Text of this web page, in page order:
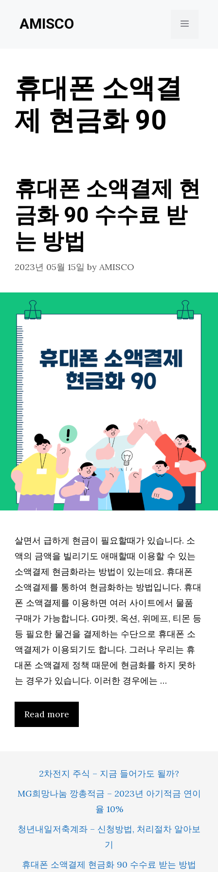
AMISCO Menu
휴대폰 소액결
제 현금화 90
휴대폰 소액결제 현
금화 90 수수료 받
는 방법
2023년 05월 15일 by AMISCO
살면서 급하게 현금이 필요할때가 있습니다. 소
액의 금액을 빌리기도 애매할때 이용할 수 있는
소액결제 현금화라는 방법이 있는데요. 휴대폰
소액결제를 통하여 현금화하는 방법입니다. 휴대
폰 소액결제를 이용하면 여러 사이트에서 물품
구매가 가능합니다. G마켓, 옥션, 위메프, 티몬 등
등 필요한 물건을 결제하는 수단으로 휴대폰 소
액결제가 이용되기도 합니다. 그러나 우리는 휴
대폰 소액결제 정책 때문에 현금화를 하지 못하
는 경우가 있습니다. 이러한 경우에는 …
Read more
2차전지 주식 – 지금 들어가도 될까?
MG희망나눔 깡총적금 – 2023년 아기적금 연이
율 10%
청년내일저축계좌 – 신청방법, 처리절차 알아보
기
휴대폰 소액결제 현금화 90 수수료 받는 방법